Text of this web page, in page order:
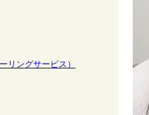
リングサービス）